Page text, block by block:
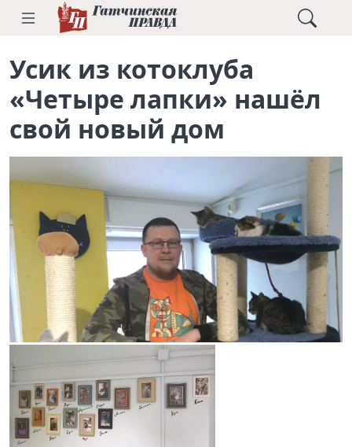
Усик из котоклуба
«Четыре лапки» нашёл
свой новый дом